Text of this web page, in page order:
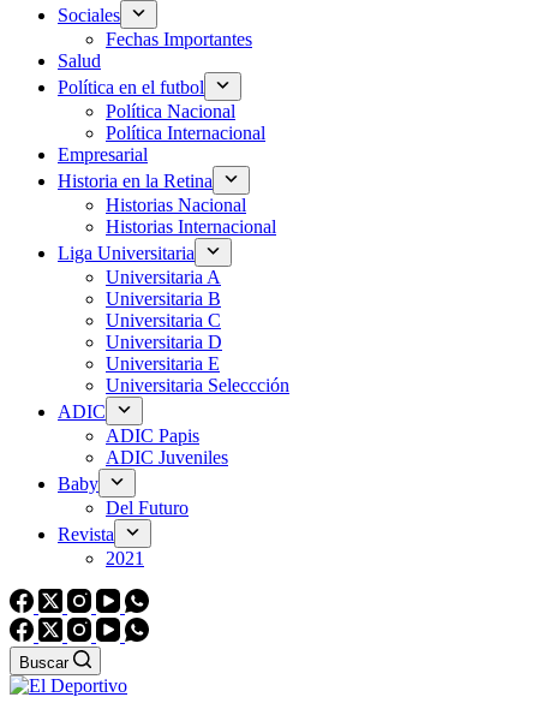
Sociales
Fechas Importantes
Salud
Política en el futbol
Política Nacional
Política Internacional
Empresarial
Historia en la Retina
Historias Nacional
Historias Internacional
Liga Universitaria
Universitaria A
Universitaria B
Universitaria C
Universitaria D
Universitaria E
Universitaria Seleccción
ADIC
ADIC Papis
ADIC Juveniles
Baby
Del Futuro
Revista
2021
Buscar